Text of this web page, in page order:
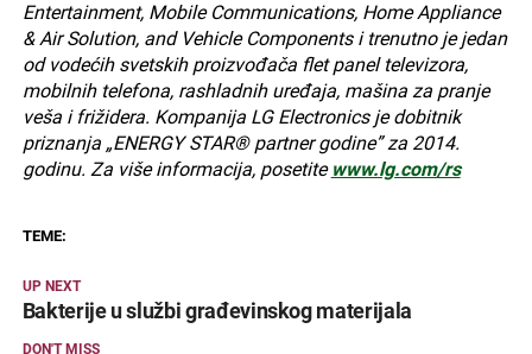
Entertainment, Mobile Communications, Home Appliance
& Air Solution, and Vehicle Components i trenutno je jedan
od vodećih svetskih proizvođača flet panel televizora,
mobilnih telefona, rashladnih uređaja, mašina za pranje
veša i frižidera. Kompanija LG Electronics je dobitnik
priznanja „ENERGY STAR® partner godine” za 2014.
godinu. Za više informacija, posetite www.lg.com/rs
TEME:
UP NEXT
Bakterije u službi građevinskog materijala
DON'T MISS